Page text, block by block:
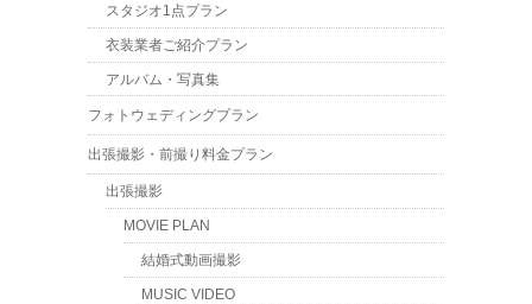
スタジオ1点プラン
衣装業者ご紹介プラン
アルバム・写真集
フォトウェディングプラン
出張撮影・前撮り料金プラン
出張撮影
MOVIE PLAN
結婚式動画撮影
MUSIC VIDEO